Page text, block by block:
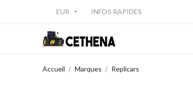
EUR  INFOS RAPIDES
Accueil Marques Replicars